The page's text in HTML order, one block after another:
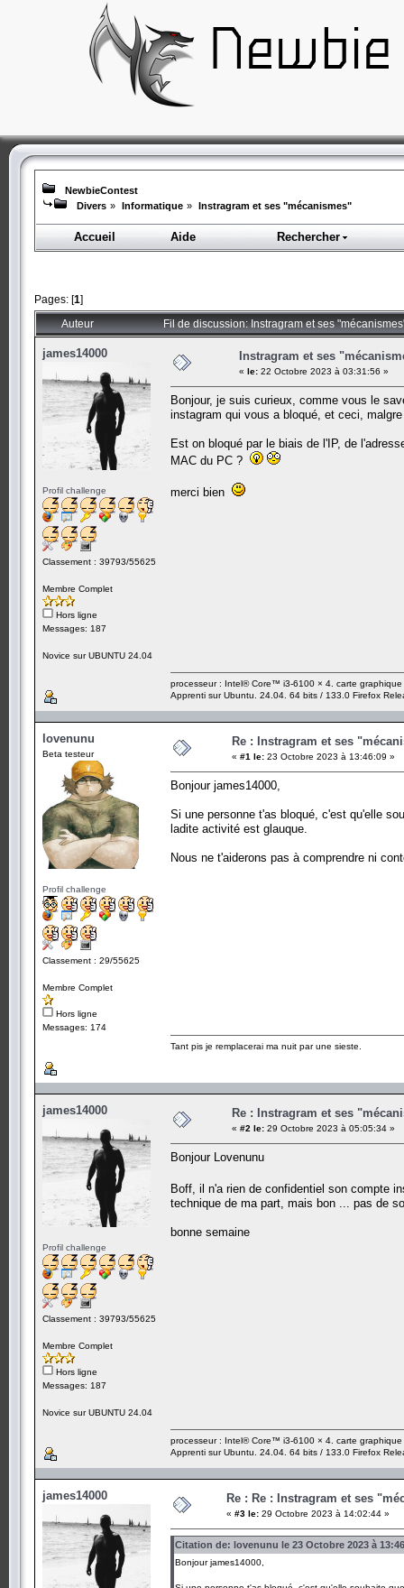
NewbieContest
Divers » Informatique » Instragram et ses "mécanismes"
Accueil Aide Rechercher
Pages: [1]
Auteur Fil de discussion: Instragram et ses
james14000
Profil challenge
Classement : 39793/55625
Membre Complet
Hors ligne
Messages: 187
Novice sur UBUNTU 24.04
Instragram et ses
« le: 22 Octobre 2023 à 03:31:56 »
Bonjour, je suis curieux, comme vous le
instagram qui vous a bloqué, et ceci,
Est on bloqué par le biais de l'IP, de
MAC du PC ?
merci bien
processeur : Intel® Core™ i3-6100 × 4. carte
Apprenti sur Ubuntu. 24.04. 64 bits / 133.0 Firefox
lovenunu
Beta testeur
Profil challenge
Classement : 29/55625
Membre Complet
Hors ligne
Messages: 174
Re : Instragram et ses
« #1 le: 23 Octobre 2023 à 13:46:09 »
Bonjour james14000,
Si une personne t'as bloqué, c'est qu'elle
ladite activité est glauque.
Nous ne t'aiderons pas à comprendre ni
Tant pis je remplacerai ma nuit par une sieste.
james14000
Profil challenge
Classement : 39793/55625
Membre Complet
Hors ligne
Messages: 187
Novice sur UBUNTU 24.04
Re : Instragram et ses
« #2 le: 29 Octobre 2023 à 05:05:34 »
Bonjour Lovenunu
Boff, il n'a rien de confidentiel son compte
technique de ma part, mais bon ... pas de
bonne semaine
processeur : Intel® Core™ i3-6100 × 4. carte
Apprenti sur Ubuntu. 24.04. 64 bits / 133.0 Firefox
james14000 Re : Re : Instragram et ses
« #3 le: 29 Octobre 2023 à 14:02:44 »
Citation de: lovenunu le 23 Octobre 2023 à
Bonjour james14000,